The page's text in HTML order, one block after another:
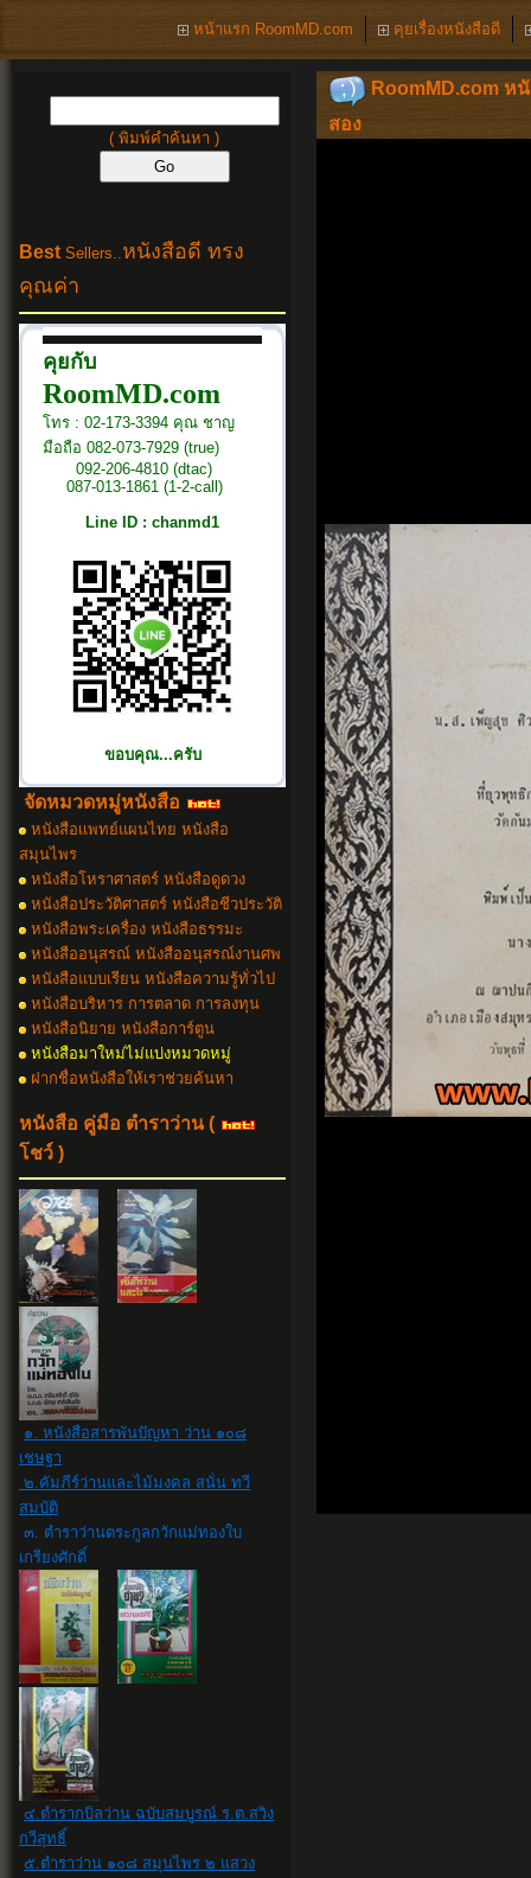
หน้าแรก RoomMD.com คุยเรื่องหนังสือดี
( พิมพ์คำค้นหา )
Best Sellers..หนังสือดี ทรง
คุณค่า
คุยกับ
RoomMD.com
โทร : 02-173-3394 คุณ ชาญ
มือถือ 082-073-7929 (true)
092-206-4810 (dtac)
087-013-1861 (1-2-call)
Line ID : chanmd1
ขอบคุณ...ครับ
จัดหมวดหมู่หนังสือ
หนังสือเเพทย์แผนไทย หนังสือ
สมุนไพร
หนังสือโหราศาสตร์ หนังสือดูดวง
หนังสือประวัติศาสตร์ หนังสือชีวประวัติ
หนังสือพระเครื่อง หนังสือธรรมะ
หนังสืออนุสรณ์ หนังสืออนุสรณ์งานศพ
หนังสือแบบเรียน หนังสือความรู้ทั่วไป
หนังสือบริหาร การตลาด การลงทุน
หนังสือนิยาย หนังสือการ์ตูน
หนังสือมาใหม่ไม่แบ่งหมวดหมู่
ฝากชื่อหนังสือให้เราช่วยค้นหา
หนังสือ คู่มือ ตำราว่าน(
โชว์ )
๑. หนังสือสารพันปัญหา ว่าน ๑๐๘
เชษฐา
๒.คัมภีร์ว่านและไม้มงคล สนั่น ทวี
สมบัติ
๓. ตำราว่านตระกูลกวักแม่ทองใบ
เกรียงศักดิ์
๔.ตำรากบิลว่าน ฉบับสมบูรณ์ ร.ต.สวิง
กวีสุทธิ์
๕.ตำราว่าน ๑๐๘ สมุนไพร ๒ แสวง
RoomMD.com
สอง